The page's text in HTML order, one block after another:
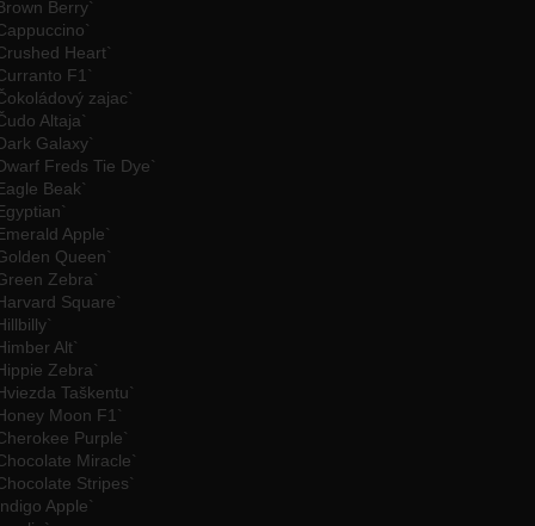
Berry`
Heart`
F1`
zajac`
Altaja`
Galaxy`
Freds Tie Dye`
Beak`
Apple`
Queen`
Zebra`
Square`
Alt`
Zebra`
Taškentu`
Moon F1`
Purple`
Miracle`
Stripes`
Apple`